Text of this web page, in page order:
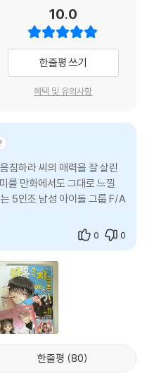
10.0
한줄평 쓰기
혜택 및 유의사항
침하라 씨의 매력을 잘 살린
를 만화에서도 그대로 느낄
5인조 남성 아이돌 그룹 F/A
자존감 낮은 모습을 발견하
0 0